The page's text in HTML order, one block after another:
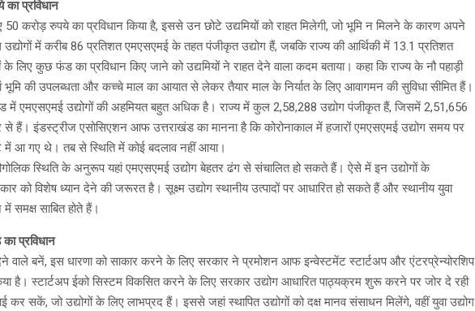
प्रविधान
50 करोड़ रुपये का प्रविधान किया है, इससे उन छोटे उद्यमियों को राहत मिलेगी, जो भूमि न मिलने के कारण अपने
में करीब 86 प्रतिशत एमएसएमई के तहत पंजीकृत उद्योग हैं, जबकि राज्य की आर्थिकी में 13.1 प्रतिशत
के लिए कुछ फंड का प्रविधान किए जाने को उद्यमियों ने राहत देने वाला कदम बताया। कहा कि राज्य के नौ पहाड़ी
भूमि की उपलब्धता और कच्चे माल का आयात से लेकर तैयार माल के निर्यात के लिए आवागमन की सुविधा सीमित हैं।
में एमएसएमई उद्योगों की अहमियत बहुत अधिक है। राज्य में कुल 2,58,288 उद्योग पंजीकृत हैं, जिसमें 2,51,656
इंडस्ट्रीज एसोसिएशन आफ उत्तराखंड का मानना है कि कोरोनाकाल में हजारों एमएसएमई उद्योग समय पर
में आ गए थे। तब से स्थिति में कोई बदलाव नहीं आया।
स्थिति के अनुरूप यहां एमएसएमई उद्योग बेहतर ढंग से संचालित हो सकते हैं। ऐसे में इन उद्योगों के
को विशेष ध्यान देने की जरूरत है। सूक्ष्म उद्योग स्थानीय उत्पादों पर आधारित हो सकते हैं और स्थानीय युवा
में समक्ष साबित होते हैं।
प्रविधान
देने वाले बनें, इस धारणा को साकार करने के लिए सरकार ने प्रमोशन आफ इन्वेस्टमेंट स्टार्टअप और एंटरप्रेन्योरशिप
है। स्टार्टअप ईको सिस्टम विकसित करने के लिए सरकार उद्योग आधारित पाठ्यक्रम शुरू करने पर जोर दे रही
कर सकें, जो उद्योगों के लिए लाभप्रद हैं। इससे जहां स्थापित उद्योगों को दक्ष मानव संसाधन मिलेंगे, वहीं युवा उद्योग